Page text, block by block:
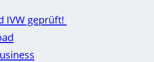
IVW geprüft!